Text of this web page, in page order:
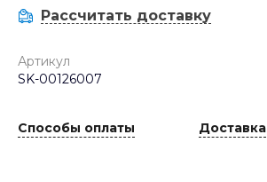
Рассчитать доставку
Артикул
SK-00126007
Способы оплаты Доставка